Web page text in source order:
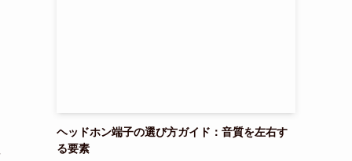
ヘッドホン端子の選び方ガイド：音質を左右す
る要素